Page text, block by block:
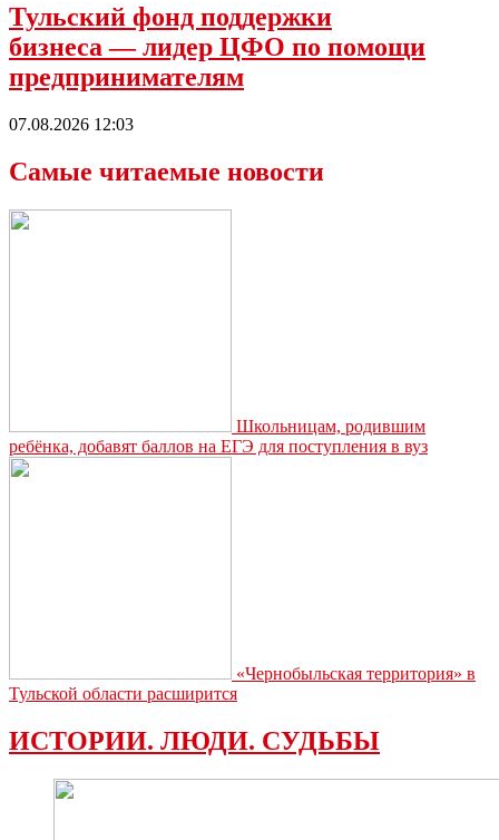
Тульский фонд поддержки
бизнеса — лидер ЦФО по помощи
предпринимателям
07.08.2026 12:03
Самые читаемые новости
Школьницам, родившим
ребёнка, добавят баллов на ЕГЭ для поступления в вуз
«Чернобыльская территория» в
Тульской области расширится
ИСТОРИИ. ЛЮДИ. СУДЬБЫ